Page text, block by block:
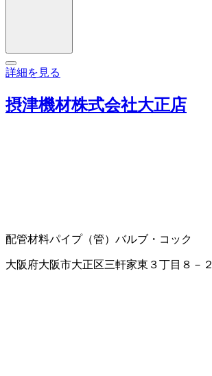
詳細を見る
摂津機材株式会社大正店
配管材料パイプ（管） バルブ・コック
大阪府大阪市大正区三軒家東３丁目８－２